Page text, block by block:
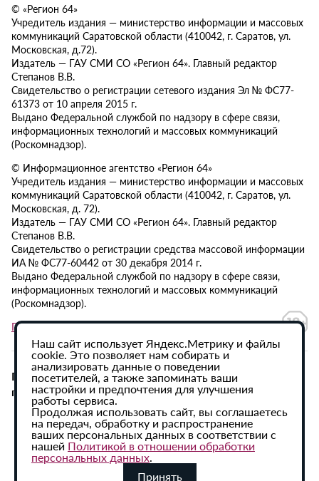
© «Регион 64»
Учредитель издания — министерство информации и массовых
коммуникаций Саратовской области (410042, г. Саратов, ул.
Московская, д.72).
Издатель — ГАУ СМИ СО «Регион 64». Главный редактор
Степанов В.В.
Свидетельство о регистрации сетевого издания Эл № ФС77-
61373 от 10 апреля 2015 г.
Выдано Федеральной службой по надзору в сфере связи,
информационных технологий и массовых коммуникаций
(Роскомнадзор).
© Информационное агентство «Регион 64»
Учредитель издания — министерство информации и массовых
коммуникаций Саратовской области (410042, г. Саратов, ул.
Московская, д. 72).
Издатель — ГАУ СМИ СО «Регион 64». Главный редактор
Степанов В.В.
Свидетельство о регистрации средства массовой информации
ИА № ФС77-60442 от 30 декабря 2014 г.
Выдано Федеральной службой по надзору в сфере связи,
информационных технологий и массовых коммуникаций
(Роскомнадзор).
Политика в отношении обработки персональных данных
При использовании материалов сайта активная
гиперссылка на ИА «Регион 64» обязательна.
Наш сайт использует Яндекс.Метрику и файлы
cookie. Это позволяет нам собирать и
анализировать данные о поведении
посетителей, а также запоминать ваши
настройки и предпочтения для улучшения
работы сервиса.
Продолжая использовать сайт, вы соглашаетесь
на передач, обработку и распространение
ваших персональных данных в соответствии с
нашей Политикой в отношении обработки
персональных данных.
Принять